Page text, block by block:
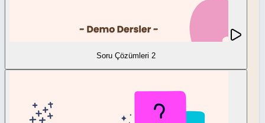
Soru Çözümleri 2